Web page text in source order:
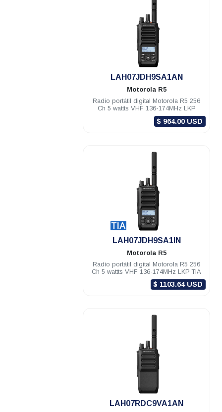
LAH07JDH9SA1AN
Motorola R5
Radio portátil digital Motorola R5 256
Ch 5 wattts VHF 136-174MHz LKP
$ 964.00 USD
LAH07JDH9SA1IN
Motorola R5
Radio portátil digital Motorola R5 256
Ch 5 wattts VHF 136-174MHz LKP TIA
$ 1103.64 USD
LAH07RDC9VA1AN